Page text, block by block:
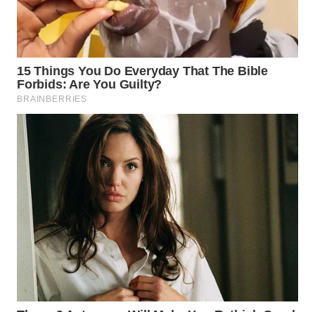
ID
WAHANANEWS
CO ID
WAHANANEWS
NET
WAHANA
WAHANA
UMKM
WAHANA
SELEB
WAHANA